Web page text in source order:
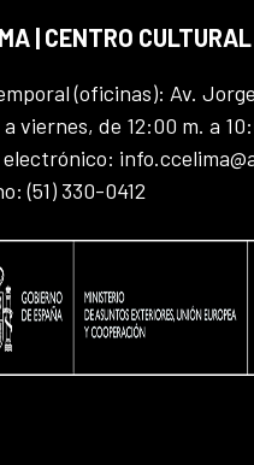
| CENTRO
(oficinas): Av.
viernes, de 12:00 m. a
(51) 330-0412